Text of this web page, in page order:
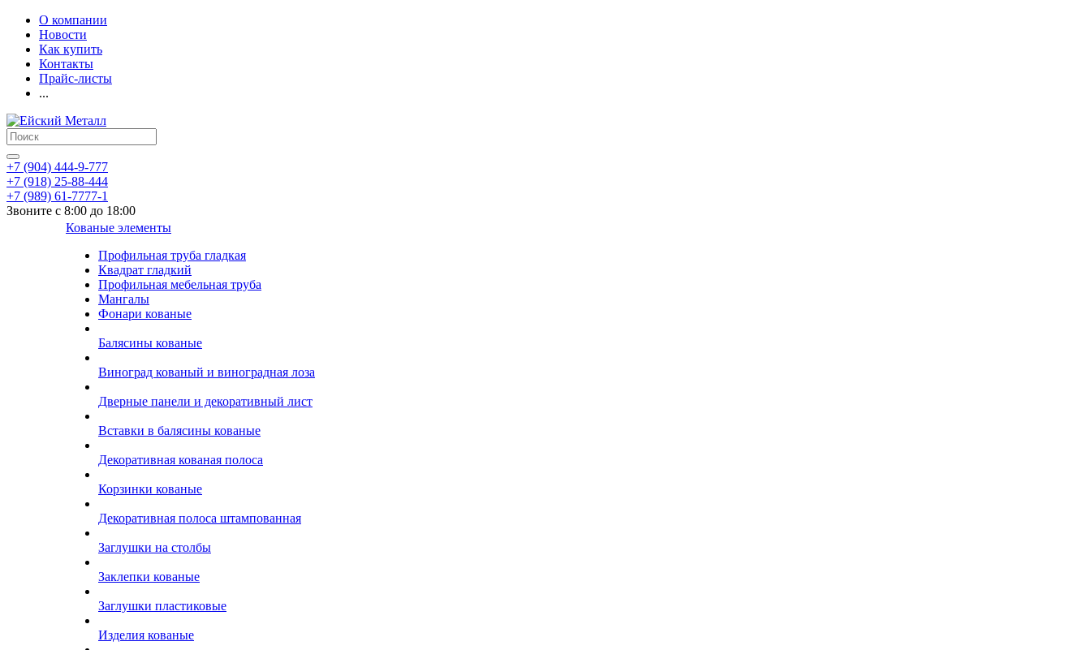
О компании
Новости
Как купить
Контакты
Прайс-листы
...
+7 (904) 444-9-777
+7 (918) 25-88-444
+7 (989) 61-7777-1
Звоните с 8:00 до 18:00
Кованые элементы
Профильная труба гладкая
Квадрат гладкий
Профильная мебельная труба
Мангалы
Фонари кованые
Балясины кованые
Виноград кованый и виноградная лоза
Дверные панели и декоративный лист
Вставки в балясины кованые
Декоративная кованая полоса
Корзинки кованые
Декоративная полоса штампованная
Заглушки на столбы
Заклепки кованые
Заглушки пластиковые
Изделия кованые